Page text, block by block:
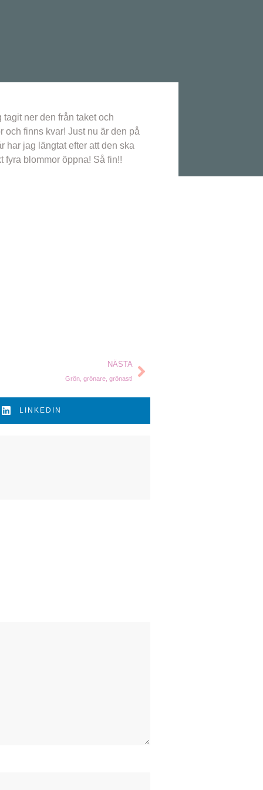
ner den från taket och
och finns kvar! Just nu är den på
har jag längtat efter att den ska
fyra blommor öppna! Så fin!!
NÄSTA
Grön, grönare, grönast!
LINKEDIN